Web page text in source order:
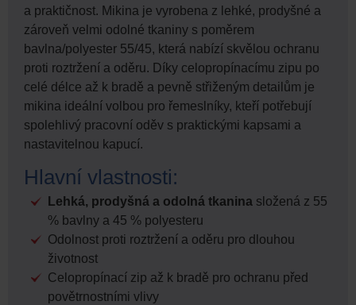
a praktičnost. Mikina je vyrobena z lehké, prodyšné a
zároveň velmi odolné tkaniny s poměrem
bavlna/polyester 55/45, která nabízí skvělou ochranu
proti roztržení a oděru. Díky celopropínacímu zipu po
celé délce až k bradě a pevně střiženým detailům je
mikina ideální volbou pro řemeslníky, kteří potřebují
spolehlivý pracovní oděv s praktickými kapsami a
nastavitelnou kapucí.
Hlavní vlastnosti:
Lehká, prodyšná a odolná tkanina složená z 55
% bavlny a 45 % polyesteru
Odolnost proti roztržení a oděru pro dlouhou
životnost
Celopropínací zip až k bradě pro ochranu před
povětrnostními vlivy